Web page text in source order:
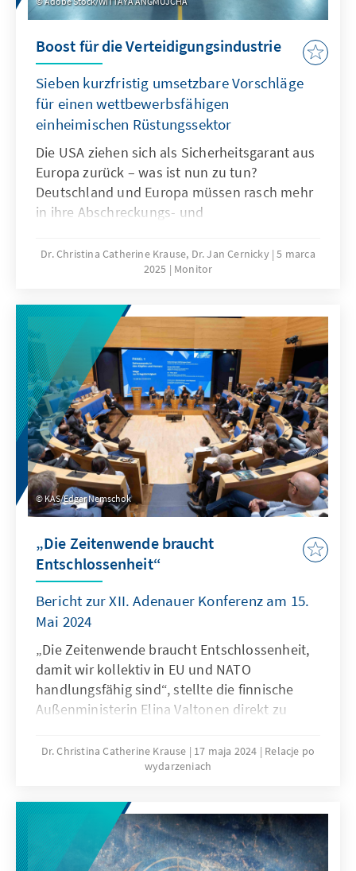
Boost für die Verteidigungsindustrie
Sieben kurzfristig umsetzbare Vorschläge
für einen wettbewerbsfähigen
einheimischen Rüstungssektor
Die USA ziehen sich als Sicherheitsgarant aus
Europa zurück – was ist nun zu tun?
Deutschland und Europa müssen rasch mehr
in ihre Abschreckungs- und
verfügt Deutschland in vielen Sektoren, die
für die Produktion von Rüstungsgütern
Know-how und über beispiellose
Produktionsnetzwerke. Zur gleichen Zeit
befinden sich viele dieser Sektoren aktuell in
der Krise und verfügen über freie Kapazitäten.
Die Studie unterbreitet Vorschläge, wie diese
Potenziale schnell und effektiv gehoben
werden können.
Dr. Christina Catherine Krause, Dr. Jan Cernicky 5 marca
2025
Monitor
KAS/Edgar Nemschok
„Die Zeitenwende braucht
Entschlossenheit“
Bericht zur XII. Adenauer Konferenz am 15.
Mai 2024
„Die Zeitenwende braucht Entschlossenheit,
damit wir kollektiv in EU und NATO
handlungsfähig sind“, stellte die finnische
Außenministerin Elina Valtonen direkt zu
Dr. Christina Catherine Krause 17 maja 2024
Relacje po
wydarzeniach